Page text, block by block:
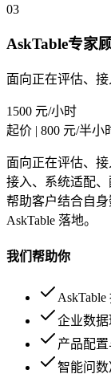
03
AskTable专家
面向正在评估、接
1500 元/小时
起价 | 800 元/半小
面向正在评估、
接入、系统适配
帮助客户结合自
AskTable 落地。
我们帮助你
企业数
产品配
智能问